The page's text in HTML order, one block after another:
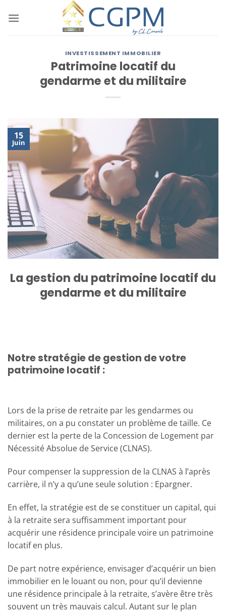
au
INVESTISSEMENT IMMOBILIER
Patrimoine locatif du
gendarme et du militaire
15
Juin
La gestion du patrimoine locatif du
gendarme et du militaire
Notre stratégie de gestion de votre
patrimoine locatif :
Lors de la prise de retraite par les gendarmes ou
militaires, on a pu constater un problème de taille. Ce
dernier est la perte de la Concession de Logement par
Nécessité Absolue de Service (CLNAS).
Pour compenser la suppression de la CLNAS à l’après
carrière, il n’y a qu’une seule solution : Epargner.
En effet, la stratégie est de se constituer un capital, qui
à la retraite sera suffisamment important pour
acquérir une résidence principale voire un patrimoine
locatif en plus.
De part notre expérience, envisager d’acquérir un bien
immobilier en le louant ou non, pour qu’il devienne
une résidence principale à la retraite, s’avère être très
souvent un très mauvais calcul. Autant sur le plan